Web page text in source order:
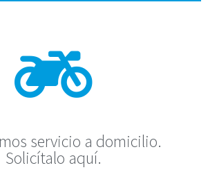
servicio a domicilio.
Solicítalo aquí.